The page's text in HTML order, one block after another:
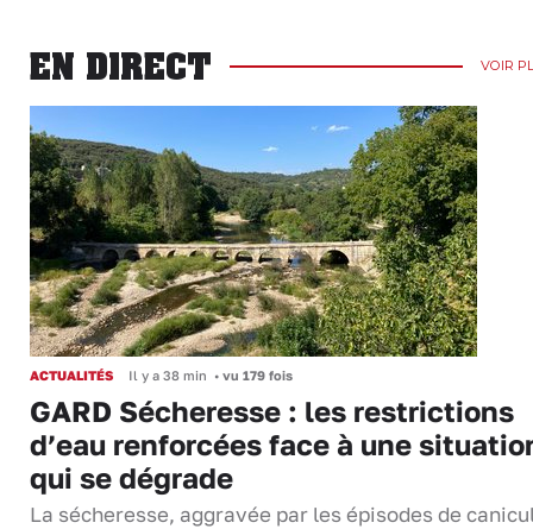
EN DIRECT VOIR
ACTUALITÉS Il y a 38 min • vu 179 fois
GARD Sécheresse : les restrictions
d’eau renforcées face à une
qui se dégrade
La sécheresse, aggravée par les épisodes de